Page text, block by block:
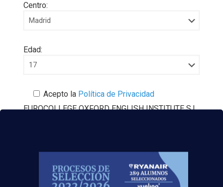
Centro:
Edad:
Acepto laPolítica de Privacidad
EUROCOLLEGE OXFORD ENGLISH INSTITUTE S.L.
protección de datos a través del e-mail
escuelasuperioraeronautica.com. Para más
información, por favor, consulte nuestraPolítica de
Privacidad.